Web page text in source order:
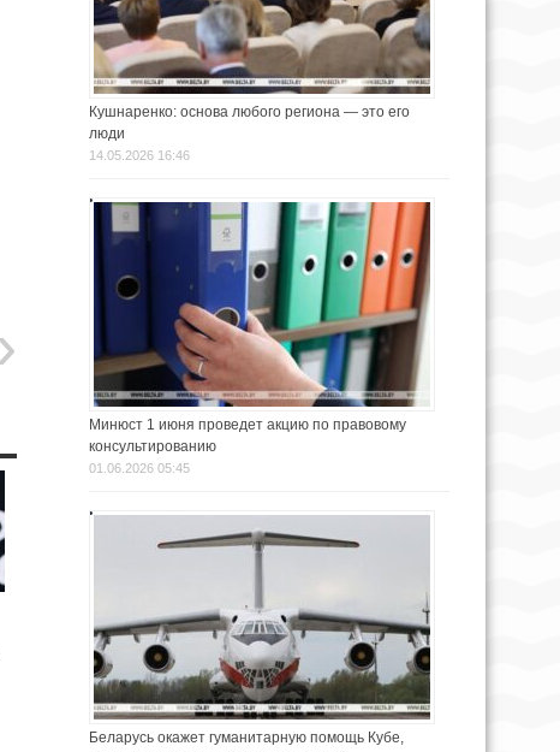
Кушнаренко: основа любого региона — это его
люди
14.05.2026 16:46
Минюст 1 июня проведет акцию по правовому
консультированию
01.06.2026 05:45
Беларусь окажет гуманитарную помощь Кубе,